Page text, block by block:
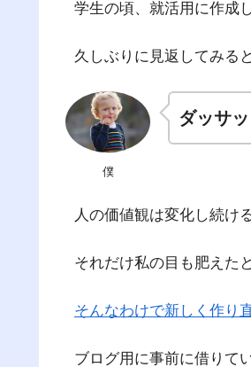
学生の頃、就活用に作成
久しぶりに見返してみ
僕
ダッサ
人の価値観は変化し続け
それだけ私の目も肥えた
そんなわけで新しく作り
ブログ用に事前に借りて